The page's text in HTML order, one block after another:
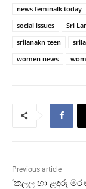
news feminalk today
social issues
Sri
srilanakn teen
women news
Previous article
‘කලල හා ළදරු